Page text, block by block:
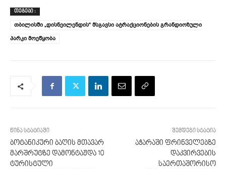
ᲗᲔᲒᲔᲑᲘ :
თბილისში „დისნეილენდის“ მსგავსი ატრაქციონების გრანდიოზული
პარკი მოეწყობა
წინა სტატიაში
ბოტანიკური ბაღის მთავარ
მარშრუტზე დამონტაჟდა 10
ტურისტული
შემდეგი სტატია
აჭარაში ფრინველებზე
დაკვირვების
საერთაშორისო